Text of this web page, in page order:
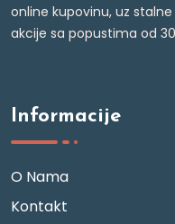
online kupovinu, uz
akcije sa popustima od
Informacije
O Nama
Kontakt